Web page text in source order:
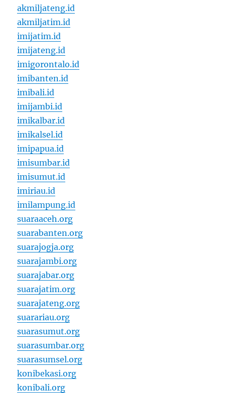
akmiljateng.id
akmiljatim.id
imijatim.id
imijateng.id
imigorontalo.id
imibanten.id
imibali.id
imijambi.id
imikalbar.id
imikalsel.id
imipapua.id
imisumbar.id
imisumut.id
imiriau.id
imilampung.id
suaraaceh.org
suarabanten.org
suarajogja.org
suarajambi.org
suarajabar.org
suarajatim.org
suarajateng.org
suarariau.org
suarasumut.org
suarasumbar.org
suarasumsel.org
konibekasi.org
konibali.org